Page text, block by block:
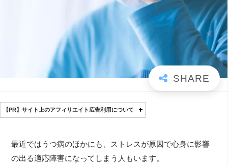
【PR】サイト上のアフィリエイト広告利用について
最近ではうつ病のほかにも、ストレスが原因で心身に影響
の出る適応障害になってしまう人もいます。